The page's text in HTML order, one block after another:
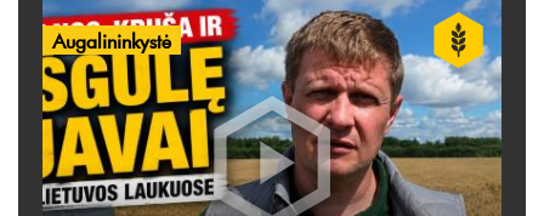
Augalininkystė